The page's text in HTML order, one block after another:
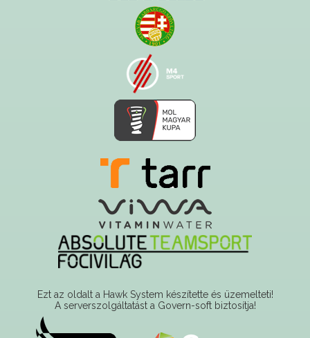
Ezt az oldalt a Hawk System készítette és üzemelteti!
A serverszolgáltatást a Govern-soft biztosítja!